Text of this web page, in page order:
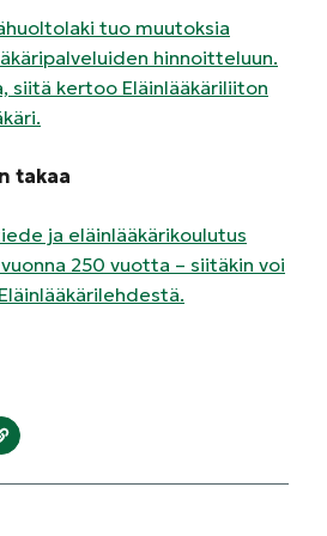
tuo muutoksia
hinnoitteluun.
siitä kertoo Eläinlääkäriliiton
takaa
ja eläinlääkärikoulutus
250 vuotta – siitäkin voi